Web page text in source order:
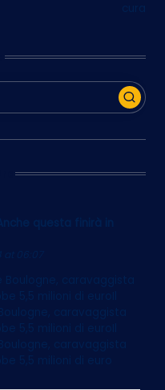
cura
questa finirà in
06:07
Boulogne, caravaggista
5,5 milioni di euroIl
caravaggista
5,5 milioni di euroIl
caravaggista
5,5 milioni di euro